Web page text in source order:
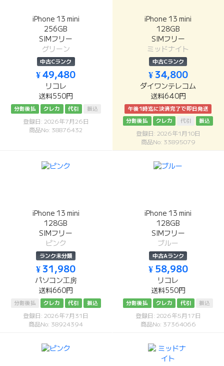
iPhone 13 mini
256GB
SIMフリー
グリーン
中古Cランク
¥ 49,480
リコレ
送料550円
分割後払 クレカ 代引 振込
登録日: 2026年7月26日
商品No: 38876432
iPhone 13 mini
128GB
SIMフリー
ミッドナイト
中古Cランク
¥ 34,800
ダイワンテレコム
送料640円
午後1時迄に決済完了で即日発送
分割後払
クレカ 代引 振込
登録日: 2026年1月10日
商品No: 33895079
iPhone 13 mini
128GB
SIMフリー
ピンク
ランク未分類
¥ 31,980
パソコン工房
送料660円
分割後払 クレカ 代引 振込
登録日: 2026年7月31日
商品No: 38924394
iPhone 13 mini
128GB
SIMフリー
ブルー
中古Aランク
¥ 58,980
リコレ
送料550円
分割後払 クレカ 代引 振込
登録日: 2026年5月17日
商品No: 37364066